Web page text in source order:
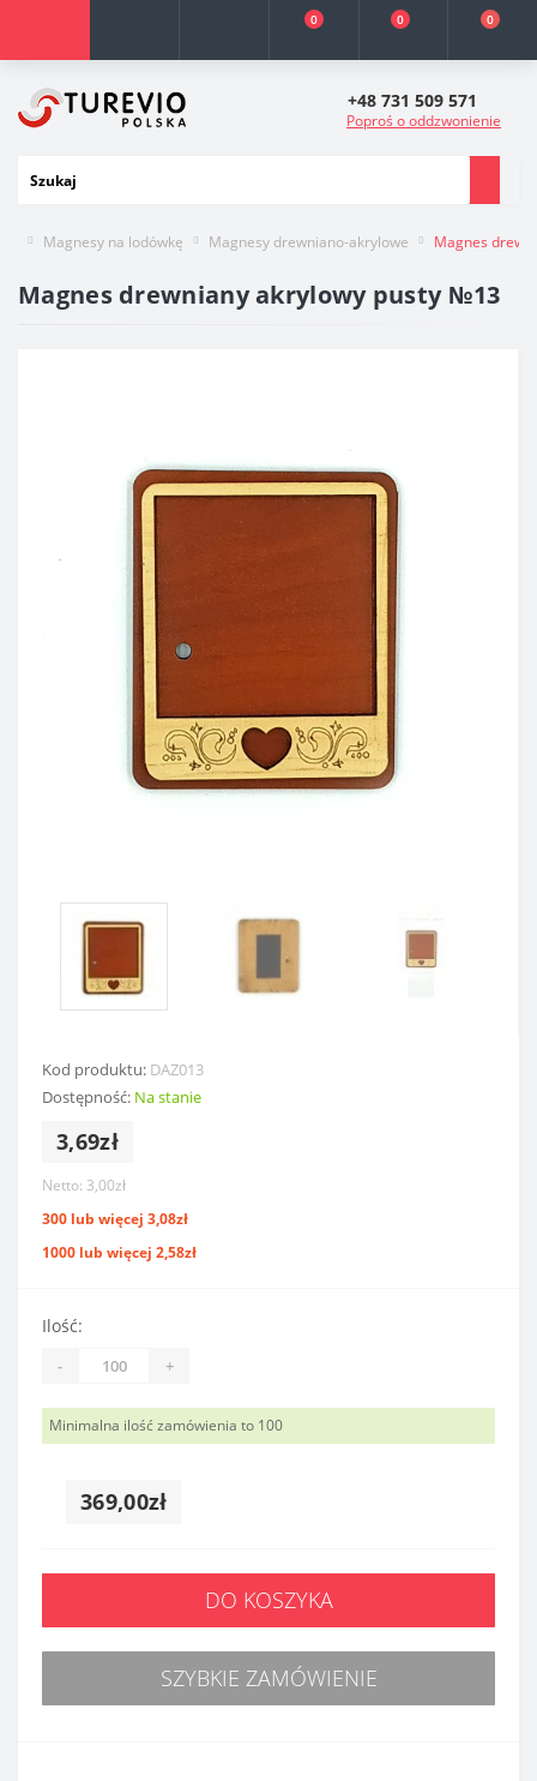
0 0 0
+48 731 509 571
Poproś o oddzwonienie
Magnesy na lodówkę Magnesy drewniano-akrylowe Magnes
Magnes drewniany akrylowy pusty №13
Kod produktu: DAZ013
Dostępność: Na stanie
3,69zł
Netto: 3,00zł
300 lub więcej 3,08zł
1000 lub więcej 2,58zł
Ilość:
- +
Minimalna ilość zamówienia to 100
369,00zł
DO KOSZYKA
SZYBKIE ZAMÓWIENIE